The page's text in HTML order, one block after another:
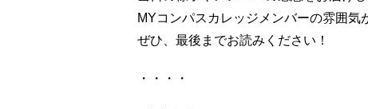
MYコンパスカレッジメンバーの雰囲気
ぜひ、最後までお読みください！
・・・・